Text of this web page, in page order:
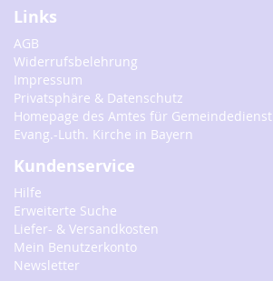
Links
AGB
Widerrufsbelehrung
Impressum
Privatsphäre & Datenschutz
Homepage des Amtes für Gemeindedienst
Evang.-Luth. Kirche in Bayern
Kundenservice
Hilfe
Erweiterte Suche
Liefer- & Versandkosten
Mein Benutzerkonto
Newsletter